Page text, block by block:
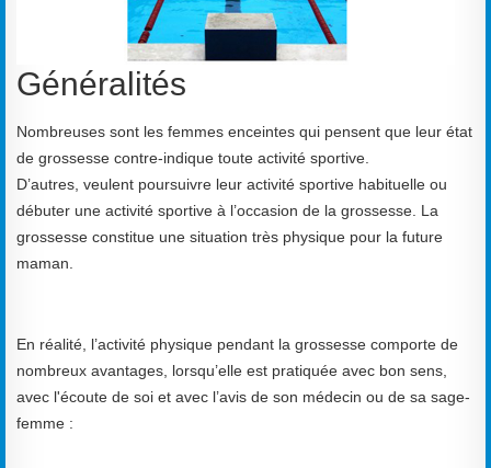
Généralités
Nombreuses sont les femmes enceintes qui pensent que leur état
de grossesse contre-indique toute activité sportive.
D’autres, veulent poursuivre leur activité sportive habituelle ou
débuter une activité sportive à l’occasion de la grossesse. La
grossesse constitue une situation très physique pour la future
maman.
En réalité, l’activité physique pendant la grossesse comporte de
nombreux avantages, lorsqu’elle est pratiquée avec bon sens,
avec l'écoute de soi et avec l’avis de son médecin ou de sa sage-
femme :